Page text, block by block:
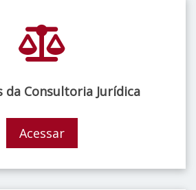
da Consultoria Jurídica
Acessar